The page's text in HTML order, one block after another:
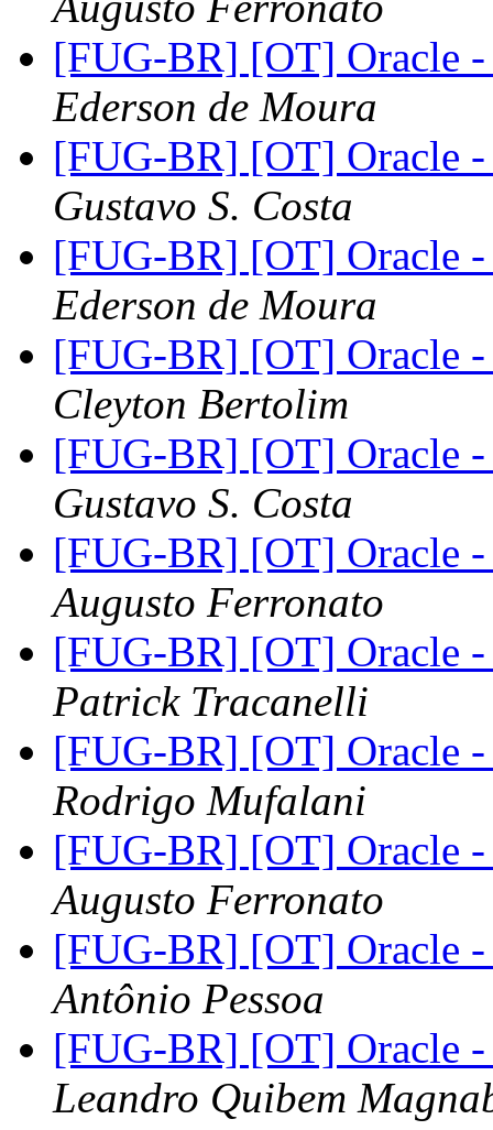
[FUG-BR] [OT] Oracle
Ederson de Moura
[FUG-BR] [OT] Oracle
Gustavo S. Costa
[FUG-BR] [OT] Oracle
Ederson de Moura
[FUG-BR] [OT] Oracle
Cleyton Bertolim
[FUG-BR] [OT] Oracle
Gustavo S. Costa
[FUG-BR] [OT] Oracle
Augusto Ferronato
[FUG-BR] [OT] Oracle
Patrick Tracanelli
[FUG-BR] [OT] Oracle
Rodrigo Mufalani
[FUG-BR] [OT] Oracle
Augusto Ferronato
[FUG-BR] [OT] Oracle
Antônio Pessoa
[FUG-BR] [OT] Oracle
Leandro Quibem